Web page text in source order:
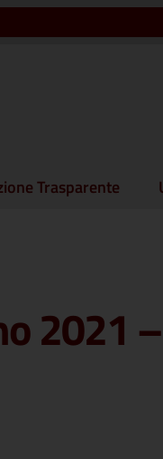
Trasparente
2021